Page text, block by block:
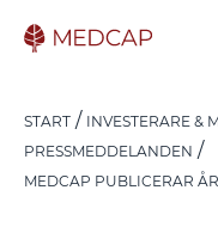
START INVESTERARE &
PRESSMEDDELANDEN
MEDCAP PUBLICERAR